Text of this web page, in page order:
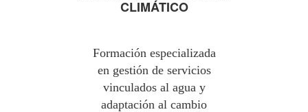
CLIMÁTICO
Formación especializada
en gestión de servicios
vinculados al agua y
adaptación al cambio